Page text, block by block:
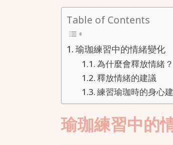
Table of Contents
瑜珈練習中的情緒變化
為什麼會釋放情緒？
釋放情緒的建議
練習瑜珈時的身心
瑜珈練習中的